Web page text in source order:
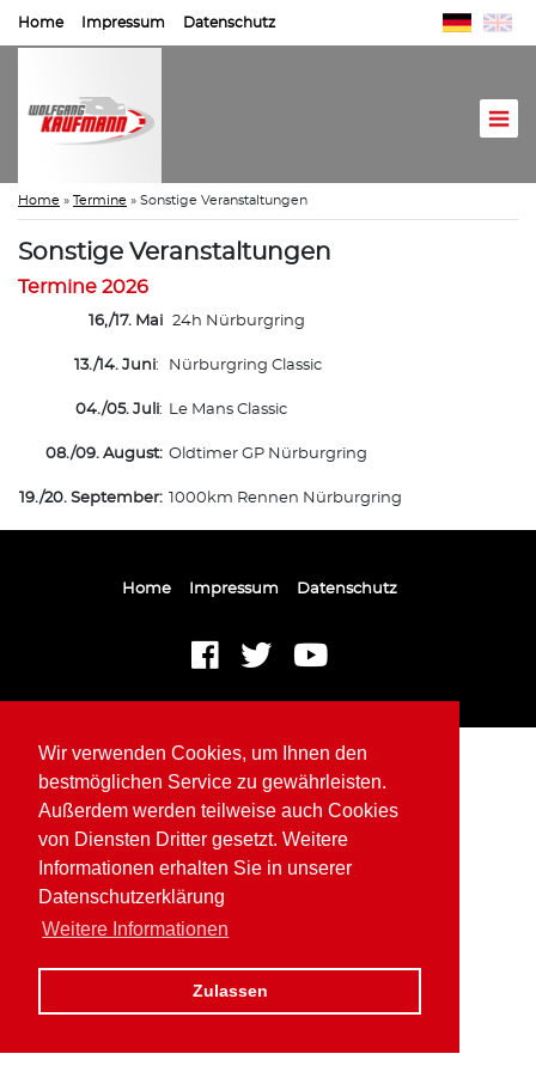
Wir verwenden Cookies, um Ihnen den
bestmöglichen Service zu gewährleisten.
Außerdem werden teilweise auch Cookies
von Diensten Dritter gesetzt. Weitere
Informationen erhalten Sie in unserer
Datenschutzerklärung
Weitere Informationen
Zulassen
Home Impressum Datenschutz
Home » Termine » Sonstige Veranstaltungen
Sonstige Veranstaltungen
Termine 2026
16,/17. Mai 24h Nürburgring
13./14. Juni: Nürburgring Classic
04./05. Juli: Le Mans Classic
08./09. August: Oldtimer GP Nürburgring
19./20. September: 1000km Rennen Nürburgring
Home Impressum Datenschutz